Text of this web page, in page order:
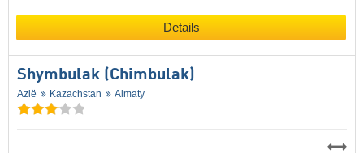
Details
Shymbulak (Chimbulak)
Azië Kazachstan Almaty